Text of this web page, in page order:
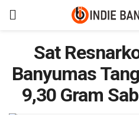
Sat
Banyumas
9,30 Gram